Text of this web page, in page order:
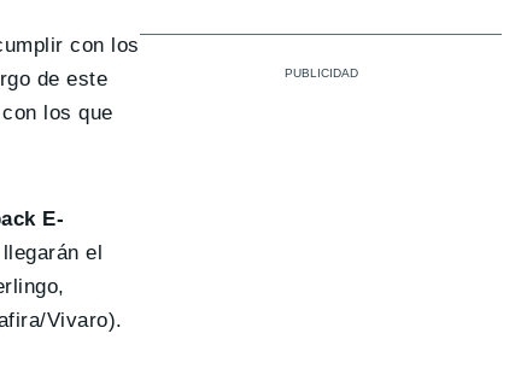
con los
de este
los que
E-
el
Vivaro).